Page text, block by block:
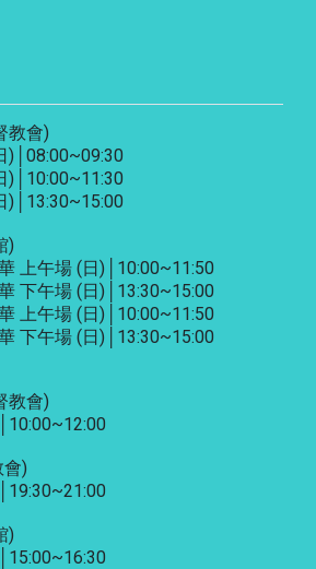
教會)
)│08:00~09:30
)│10:00~11:30
)│13:30~15:00
)
上午場 (日)│10:00~11:50
下午場 (日)│13:30~15:00
上午場 (日)│10:00~11:50
下午場 (日)│13:30~15:00
教會)
)
)